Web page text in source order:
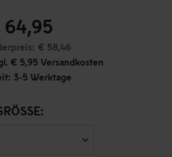
€ 58,46
€ 5,95 Versandkosten
3-5 Werktage